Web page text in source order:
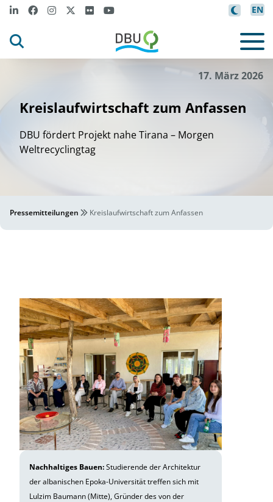
EN
©
17. März 2026
Kreislaufwirtschaft zum Anfassen
DBU fördert Projekt nahe Tirana – Morgen
Weltrecyclingtag
Pressemitteilungen Kreislaufwirtschaft zum Anfassen
Nachhaltiges Bauen:Studierende der Architektur
der albanischen Epoka-Universität treffen sich mit
Lulzim Baumann (Mitte), Gründer des von der